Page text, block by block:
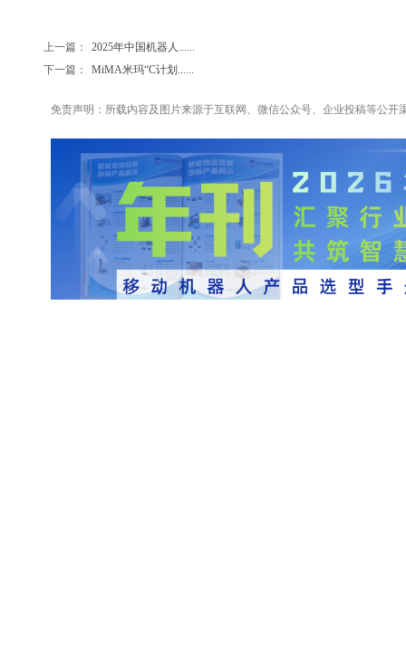
上一篇：
2025年中国机器人......
下一篇：
MiMA米玛“C计划......
免责声明：所载内容及图片来源于互联网、微信公众号、企业投稿等公